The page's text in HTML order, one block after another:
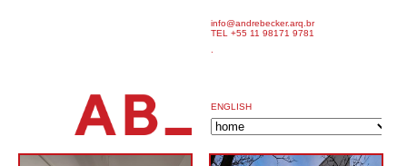
info@andrebecker.arq.br
TEL +55 11 98171 9781
ENGLISH